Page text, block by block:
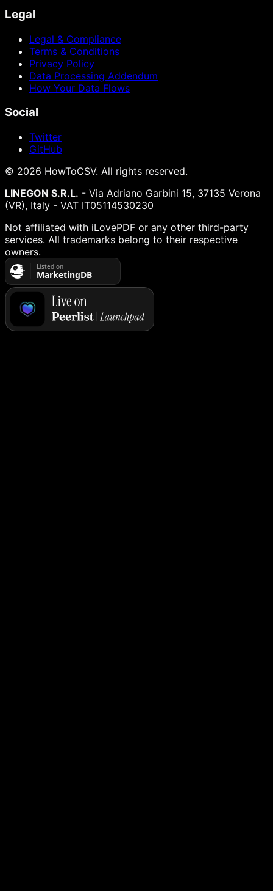
Legal
Legal & Compliance
Terms & Conditions
Privacy Policy
Data Processing Addendum
How Your Data Flows
Social
Twitter
GitHub
© 2026 HowToCSV. All rights reserved.
LINEGON S.R.L. - Via Adriano Garbini 15, 37135 Verona
(VR), Italy - VAT IT05114530230
Not affiliated with iLovePDF or any other third-party
services. All trademarks belong to their respective
owners.